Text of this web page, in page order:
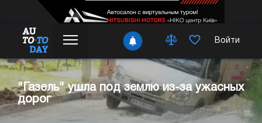
Войти
"Газель" ушла под землю из-за ужасных
дорог